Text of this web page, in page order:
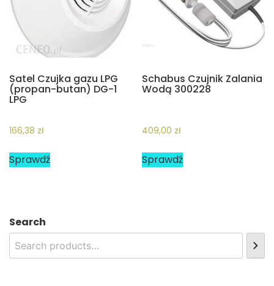
Satel Czujka gazu LPG
(propan-butan) DG-1
LPG
166,38 zł
Sprawdź
Schabus Czujnik Zalania
Wodą 300228
409,00 zł
Sprawdź
Search